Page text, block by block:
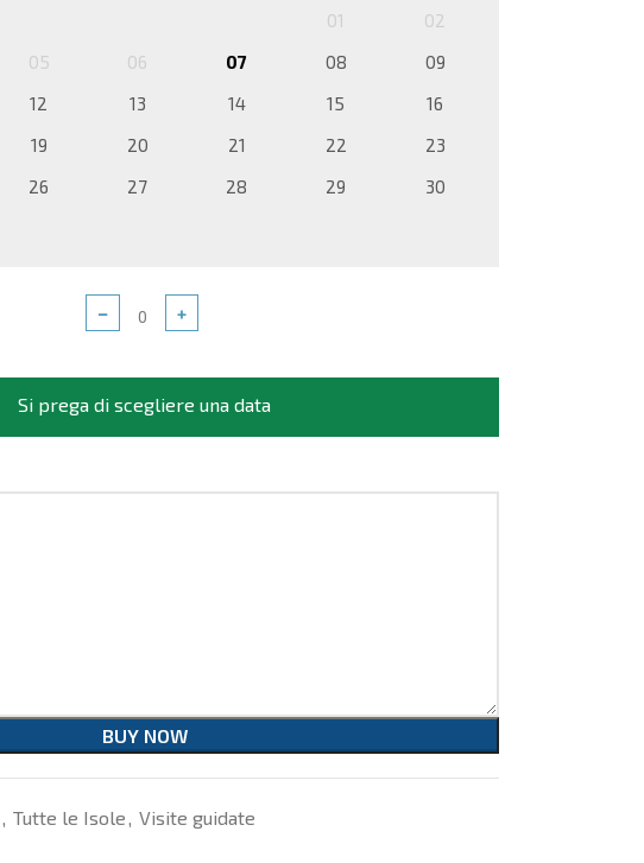
01
02
05 06 07 08
09
12 13 14 15
16
19 20 21 22
23
26 27 28 29
30
− +
Si prega di scegliere una data
BUY NOW
, Tutte le Isole, Visite guidate